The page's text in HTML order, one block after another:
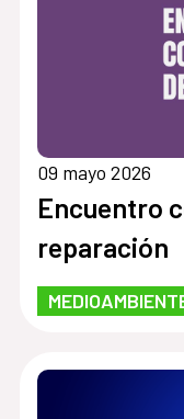
09 mayo 2026
Encuentro
reparación